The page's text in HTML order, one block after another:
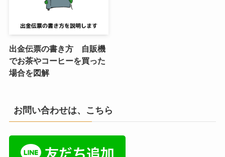
出金伝票の書き方 自販機
でお茶やコーヒーを買った
場合を図解
お問い合わせは、こちら